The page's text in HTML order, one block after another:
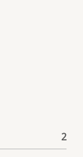
2